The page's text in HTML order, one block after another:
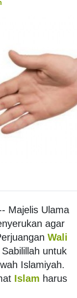
Majelis Ulama
agar
Wali
untuk
Islamiyah.
Islam harus